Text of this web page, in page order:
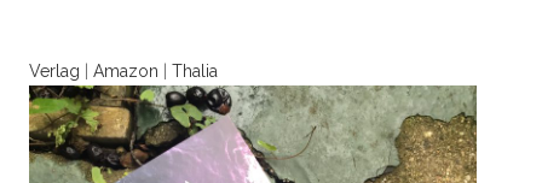
Verlag Amazon Thalia